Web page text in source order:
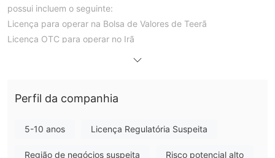
possui incluem o seguinte:
Licença para operar na Bolsa de Valores de Teerã
Licença OTC para operar no Irã
esse corretor opera legalmente.
com o Dana Brokerage Co. plataforma, os investidores podem
Perfil da companhia
5-10 anos Licença Regulatória Suspeita
Região de negócios suspeita Risco potencial alto